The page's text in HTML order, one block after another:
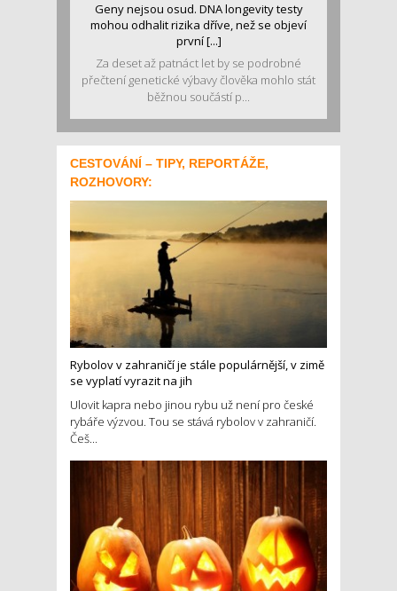
Geny nejsou osud. DNA longevity testy
mohou odhalit rizika dříve, než se objeví
první [...]
Za deset až patnáct let by se podrobné
přečtení genetické výbavy člověka mohlo stát
běžnou součástí p...
CESTOVÁNÍ – TIPY, REPORTÁŽE,
ROZHOVORY:
Rybolov v zahraničí je stále populárnější, v zimě
se vyplatí vyrazit na jih
Ulovit kapra nebo jinou rybu už není pro české
rybáře výzvou. Tou se stává rybolov v zahraničí.
Češ...